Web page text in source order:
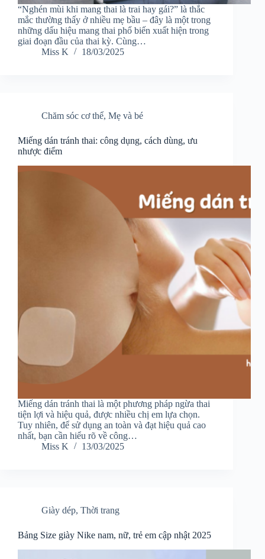
“Nghén mùi khi mang thai là trai hay gái?” là thắc
mắc thường thấy ở nhiều mẹ bầu – đây là một trong
những dấu hiệu mang thai phổ biến xuất hiện trong
giai đoạn đầu của thai kỳ. Cùng…
Miss K
18/03/2025
Chăm sóc cơ thể, Mẹ và bé
Miếng dán tránh thai: công dụng, cách dùng, ưu
nhược điểm
Miếng dán tránh thai là một phương pháp ngừa thai
tiện lợi và hiệu quả, được nhiều chị em lựa chọn.
Tuy nhiên, để sử dụng an toàn và đạt hiệu quả cao
nhất, bạn cần hiểu rõ về công…
Miss K
13/03/2025
Giày dép, Thời trang
Bảng Size giày Nike nam, nữ, trẻ em cập nhật 2025